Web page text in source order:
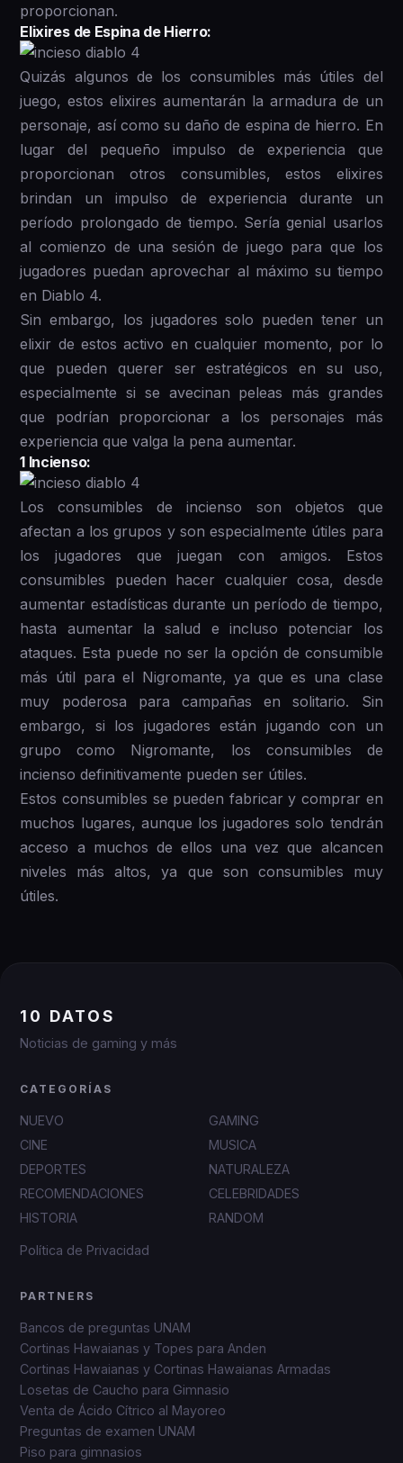
proporcionan.
Elixires de Espina de Hierro:
Quizás algunos de los consumibles más útiles del
juego, estos elixires aumentarán la armadura de un
personaje, así como su daño de espina de hierro. En
lugar del pequeño impulso de experiencia que
proporcionan otros consumibles, estos elixires
brindan un impulso de experiencia durante un
período prolongado de tiempo. Sería genial usarlos
al comienzo de una sesión de juego para que los
jugadores puedan aprovechar al máximo su tiempo
en Diablo 4.
Sin embargo, los jugadores solo pueden tener un
elixir de estos activo en cualquier momento, por lo
que pueden querer ser estratégicos en su uso,
especialmente si se avecinan peleas más grandes
que podrían proporcionar a los personajes más
experiencia que valga la pena aumentar.
1 Incienso:
Los consumibles de incienso son objetos que
afectan a los grupos y son especialmente útiles para
los jugadores que juegan con amigos. Estos
consumibles pueden hacer cualquier cosa, desde
aumentar estadísticas durante un período de tiempo,
hasta aumentar la salud e incluso potenciar los
ataques. Esta puede no ser la opción de consumible
más útil para el Nigromante, ya que es una clase
muy poderosa para campañas en solitario. Sin
embargo, si los jugadores están jugando con un
grupo como Nigromante, los consumibles de
incienso definitivamente pueden ser útiles.
Estos consumibles se pueden fabricar y comprar en
muchos lugares, aunque los jugadores solo tendrán
acceso a muchos de ellos una vez que alcancen
niveles más altos, ya que son consumibles muy
útiles.
10 DATOS
Noticias de gaming y más
CATEGORÍAS
NUEVO
GAMING
CINE
MUSICA
DEPORTES
NATURALEZA
RECOMENDACIONES
CELEBRIDADES
HISTORIA
RANDOM
Política de Privacidad
PARTNERS
Bancos de preguntas UNAM
Cortinas Hawaianas y Topes para Anden
Cortinas Hawaianas y Cortinas Hawaianas Armadas
Losetas de Caucho para Gimnasio
Venta de Ácido Cítrico al Mayoreo
Preguntas de examen UNAM
Piso para gimnasios